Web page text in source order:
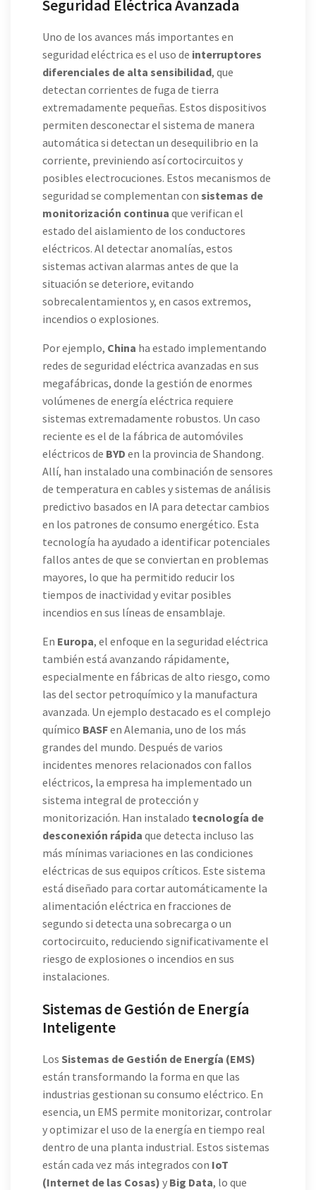
Seguridad Eléctrica Avanzada
Uno de los avances más importantes en
seguridad eléctrica es el uso de interruptores
diferenciales de alta sensibilidad, que
detectan corrientes de fuga de tierra
extremadamente pequeñas. Estos dispositivos
permiten desconectar el sistema de manera
automática si detectan un desequilibrio en la
corriente, previniendo así cortocircuitos y
posibles electrocuciones. Estos mecanismos de
seguridad se complementan con sistemas de
monitorización continua que verifican el
estado del aislamiento de los conductores
eléctricos. Al detectar anomalías, estos
sistemas activan alarmas antes de que la
situación se deteriore, evitando
sobrecalentamientos y, en casos extremos,
incendios o explosiones.
Por ejemplo, China ha estado implementando
redes de seguridad eléctrica avanzadas en sus
megafábricas, donde la gestión de enormes
volúmenes de energía eléctrica requiere
sistemas extremadamente robustos. Un caso
reciente es el de la fábrica de automóviles
eléctricos de BYD en la provincia de Shandong.
Allí, han instalado una combinación de sensores
de temperatura en cables y sistemas de análisis
predictivo basados en IA para detectar cambios
en los patrones de consumo energético. Esta
tecnología ha ayudado a identificar potenciales
fallos antes de que se conviertan en problemas
mayores, lo que ha permitido reducir los
tiempos de inactividad y evitar posibles
incendios en sus líneas de ensamblaje.
En Europa, el enfoque en la seguridad eléctrica
también está avanzando rápidamente,
especialmente en fábricas de alto riesgo, como
las del sector petroquímico y la manufactura
avanzada. Un ejemplo destacado es el complejo
químico BASFen Alemania, uno de los más
grandes del mundo. Después de varios
incidentes menores relacionados con fallos
eléctricos, la empresa ha implementado un
sistema integral de protección y
monitorización. Han instalado tecnología de
desconexión rápida que detecta incluso las
más mínimas variaciones en las condiciones
eléctricas de sus equipos críticos. Este sistema
está diseñado para cortar automáticamente la
alimentación eléctrica en fracciones de
segundo si detecta una sobrecarga o un
cortocircuito, reduciendo significativamente el
riesgo de explosiones o incendios en sus
instalaciones.
Sistemas de Gestión de Energía
Inteligente
Los Sistemas de Gestión de Energía (EMS)
están transformando la forma en que las
industrias gestionan su consumo eléctrico. En
esencia, un EMS permite monitorizar, controlar
y optimizar el uso de la energía en tiempo real
dentro de una planta industrial. Estos sistemas
están cada vez más integrados con IoT
(Internet de las Cosas) y Big Data, lo que